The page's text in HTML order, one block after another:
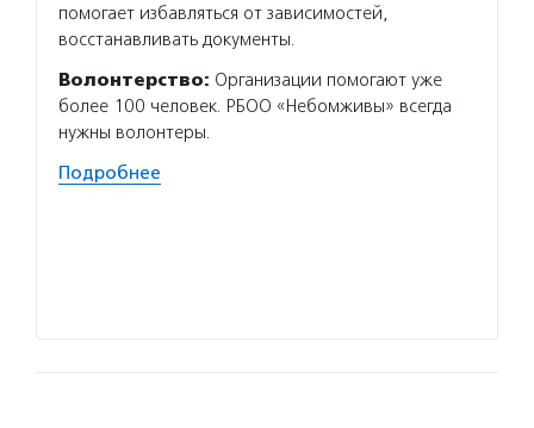
помогает избавляться от зависимостей,
восстанавливать документы.
Волонтерство: Организации помогают уже
более 100 человек. РБОО «Небомживы» всегда
нужны волонтеры.
Подробнее